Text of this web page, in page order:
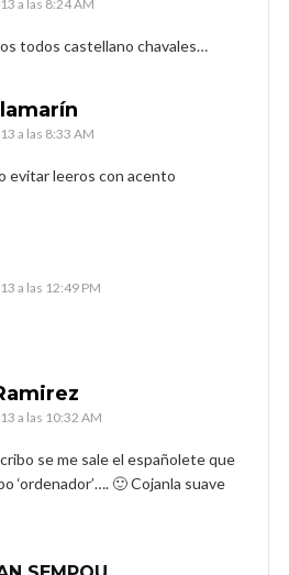
a las 8:24 AM
todos castellano chavales…
a las 8:33 AM
evitar leeros con acento
a las 12:49 PM
a las 10:32 AM
se me sale el españolete que
‘ordenador’…. 🙂 Cojanla suave